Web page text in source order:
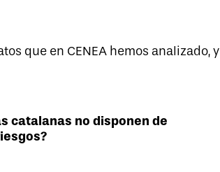
que en CENEA hemos analizado, y
catalanas no disponen de